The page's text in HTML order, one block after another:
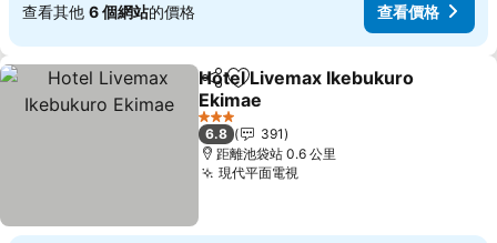
查看其他 6 個網站的價格 查看價格
分享 加入我的最愛
Hotel Livemax Ikebukuro
Ekimae
查看價格
3 星級
6.8
391
距離池袋站 0.6 公里
現代平面電視查看價格